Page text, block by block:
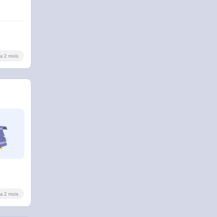
2 mois
2 mois